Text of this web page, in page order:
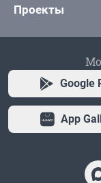
Проекты
Google
App